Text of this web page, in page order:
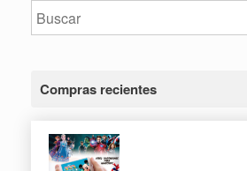
Compras recientes